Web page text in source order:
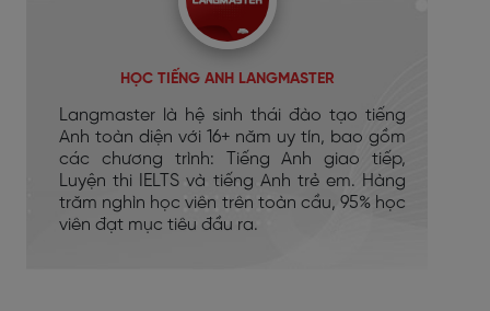
HỌC TIẾNG ANH LANGMASTER
Langmaster là hệ sinh thái đào tạo tiếng
Anh toàn diện với 16+ năm uy tín, bao gồm
các chương trình: Tiếng Anh giao tiếp,
Luyện thi IELTS và tiếng Anh trẻ em. Hàng
trăm nghìn học viên trên toàn cầu, 95% học
viên đạt mục tiêu đầu ra.